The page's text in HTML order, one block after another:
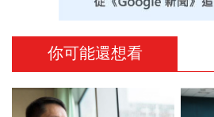
你可能還想看